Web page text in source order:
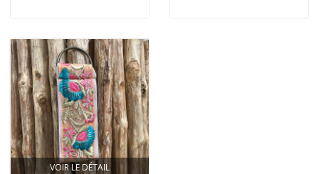
VOIR LE DÉTAIL